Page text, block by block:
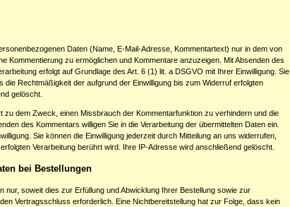
Daten (Name, E-Mail-Adresse, Kommentartext) nur in dem von
Kommentierung zu ermöglichen und Kommentare anzuzeigen. Mit Absenden des
erfolgt auf Grundlage des Art. 6 (1) lit. a DSGVO mit Ihrer Einwilligung. Sie
Rechtmäßigkeit der aufgrund der Einwilligung bis zum Widerruf erfolgten
gelöscht.
dem Zweck, einen Missbrauch der Kommentarfunktion zu verhindern und die
des Kommentars willigen Sie in die Verarbeitung der übermittelten Daten ein.
Sie können die Einwilligung jederzeit durch Mitteilung an uns widerrufen,
Verarbeitung berührt wird. Ihre IP-Adresse wird anschließend gelöscht.
bei Bestellungen
soweit dies zur Erfüllung und Abwicklung Ihrer Bestellung sowie zur
Vertragsschluss erforderlich. Eine Nichtbereitstellung hat zur Folge, dass kein